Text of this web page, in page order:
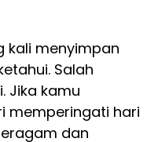
kali menyimpan
Salah
Jika kamu
memperingati hari
dan